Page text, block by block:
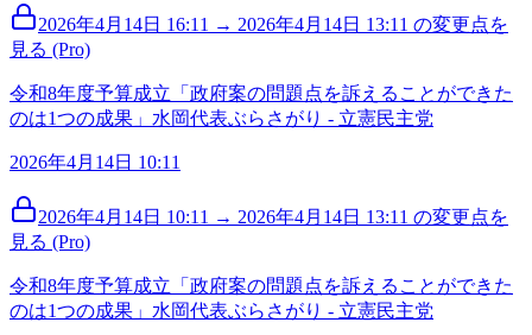
2026年4月14日 16:11 → 2026年4月14日 13:11 の変更点を
見る (Pro)
令和8年度予算成立「政府案の問題点を訴えることができた
のは1つの成果」水岡代表ぶらさがり - 立憲民主党
2026年4月14日 10:11
2026年4月14日 10:11 → 2026年4月14日 13:11 の変更点を
見る (Pro)
令和8年度予算成立「政府案の問題点を訴えることができた
のは1つの成果」水岡代表ぶらさがり - 立憲民主党